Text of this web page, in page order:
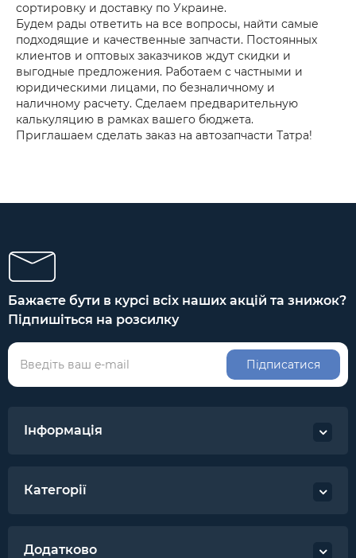
сортировку и доставку по Украине.
Будем рады ответить на все вопросы, найти самые
подходящие и качественные запчасти. Постоянных
клиентов и оптовых заказчиков ждут скидки и
выгодные предложения. Работаем с частными и
юридическими лицами, по безналичному и
наличному расчету. Сделаем предварительную
калькуляцию в рамках вашего бюджета.
Приглашаем сделать заказ на автозапчасти Татра!
Бажаєте бути в курсі всіх наших акцій та знижок?
Підпишіться на розсилку
Підписатися
Інформація
Категорії
Додатково